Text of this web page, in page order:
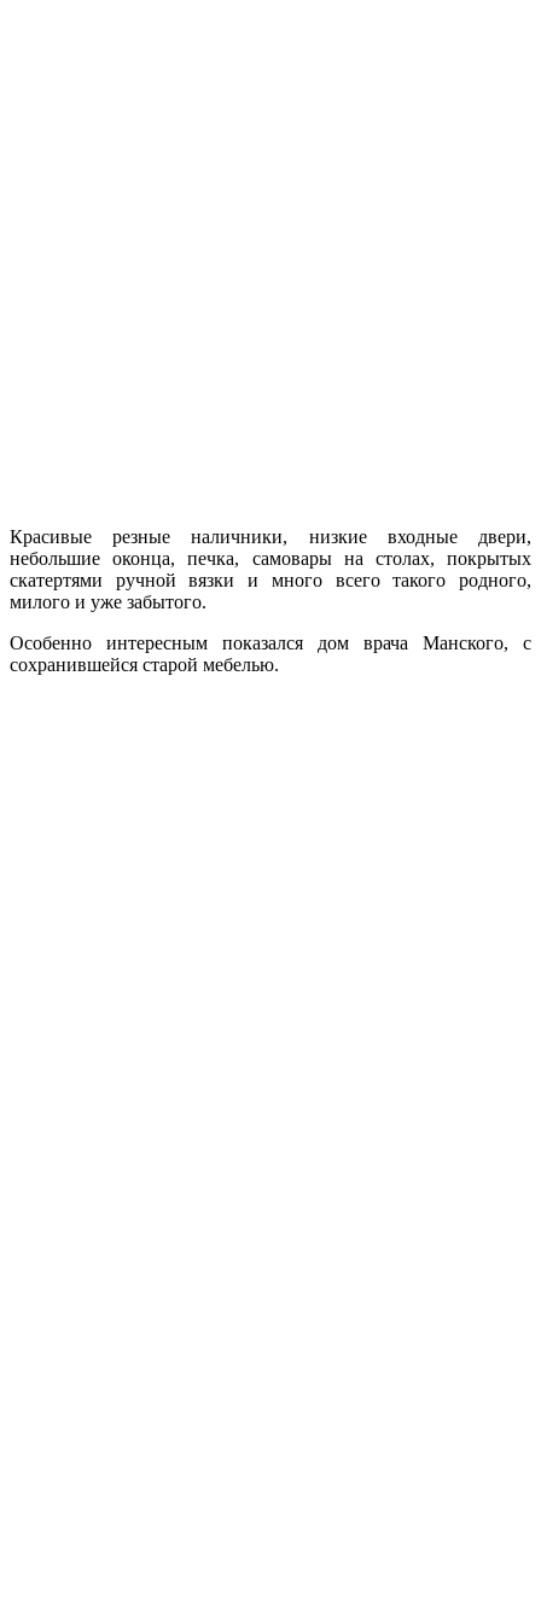
Красивые резные наличники, низкие входные двери,
небольшие оконца, печка, самовары на столах, покрытых
скатертями ручной вязки и много всего такого родного,
милого и уже забытого.
Особенно интересным показался дом врача Манского, с
сохранившейся старой мебелью.